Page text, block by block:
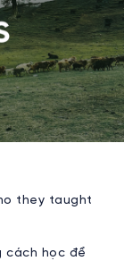
they taught
cách học để